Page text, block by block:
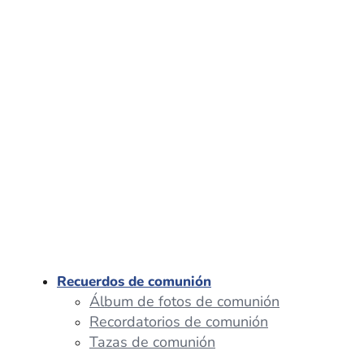
Recuerdos de comunión
Álbum de fotos de comunión
Recordatorios de comunión
Tazas de comunión